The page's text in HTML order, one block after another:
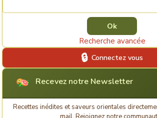
Recherche avancée
Connectez vous
Recevez notre Newsletter
Recettes inédites et saveurs orientales